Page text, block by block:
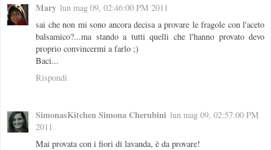
Mary lun mag 09, 02:46:00 PM 2011
sai che non mi sono ancora decisa a provare le fragole con l'aceto
balsamico?...ma stando a tutti quelli che l'hanno provato devo
proprio convincermi a farlo ;)
Baci...
Rispondi
SimonasKitchen Simona Cherubini lun mag 09, 02:57:00 PM
2011
Mai provata con i fiori di lavanda, è da provare!